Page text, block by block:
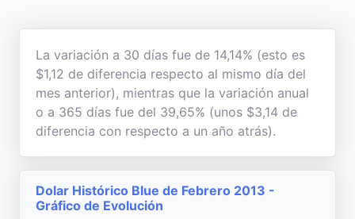
La variación a 30 días fue de 14,14% (esto es
$1,12 de diferencia respecto al mismo día del
mes anterior), mientras que la variación anual
o a 365 días fue del 39,65% (unos $3,14 de
diferencia con respecto a un año atrás).
Dolar Histórico Blue de Febrero 2013 -
Gráfico de Evolución